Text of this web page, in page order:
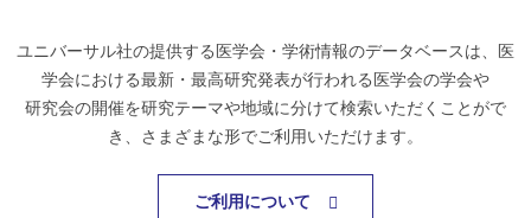
ユニバーサル社の提供する医学会・学術情報のデータベースは、医
学会における最新・最高研究発表が行われる医学会の学会や
研究会の開催を研究テーマや地域に分けて検索いただくことがで
き、さまざまな形でご利用いただけます。
ご利用について